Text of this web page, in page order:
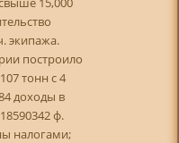
экипажа.
построило
тонн с 4
доходы в
ф.
налогами;